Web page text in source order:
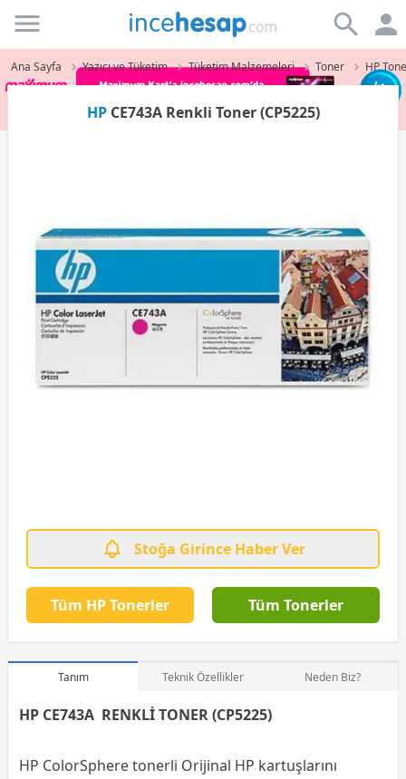
Incehesap
Ana Sayfa Yazıcı ve Tüketim Tüketim Malzemeleri Toner HP
HPCE743A Renkli Toner (CP5225)
Stoğa Girince Haber Ver
Tüm HP Tonerler Tüm Tonerler
Tanım Teknik Özellikler Neden Biz?
HP CE743A RENKLİ TONER (CP5225)
HP ColorSphere tonerli Orijinal HP kartuşlarını